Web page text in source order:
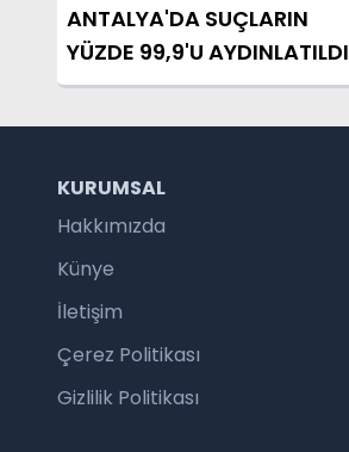
ANTALYA'DA SUÇLARIN
YÜZDE 99,9'U AYDINLATILDI
KURUMSAL
Hakkımızda
Künye
İletişim
Çerez Politikası
Gizlilik Politikası